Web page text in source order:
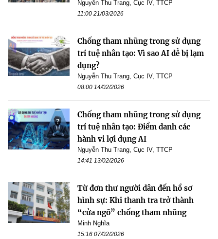
Nguyễn Thu Trang, Cục IV, TTCP
11:00 21/03/2026
Chống tham nhũng trong sử dụng
trí tuệ nhân tạo: Vì sao AI dễ bị lạm
dụng?
Nguyễn Thu Trang, Cục IV, TTCP
08:00 14/02/2026
Chống tham nhũng trong sử dụng
trí tuệ nhân tạo: Điểm danh các
hành vi lợi dụng AI
Nguyễn Thu Trang, Cục IV, TTCP
14:41 13/02/2026
Từ đơn thư người dân đến hồ sơ
hình sự: Khi thanh tra trở thành
“cửa ngõ” chống tham nhũng
Minh Nghĩa
15:16 07/02/2026